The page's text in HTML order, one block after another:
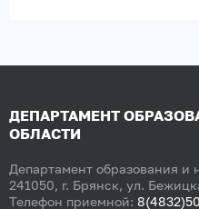
ДЕПАРТАМЕНТ
ОБЛАСТИ
Департамент образования и
241050, г. Брянск, ул.
Телефон приемной: